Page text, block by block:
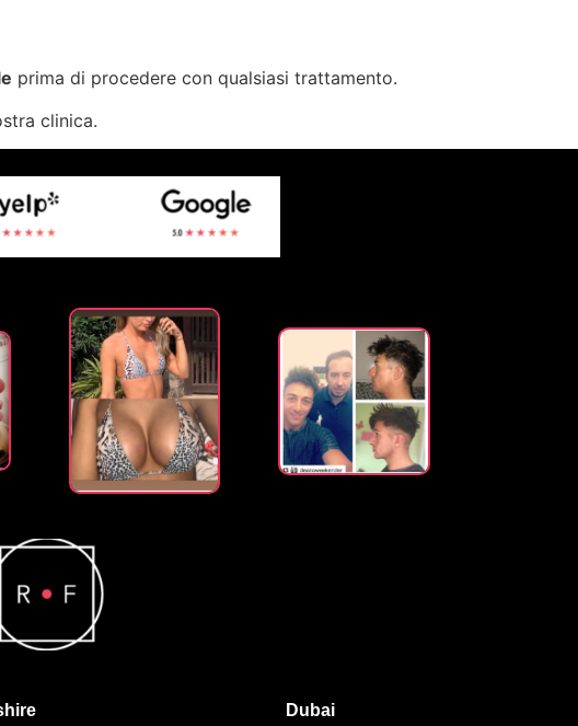
prima di procedere con qualsiasi trattamento.
clinica.
Dubai